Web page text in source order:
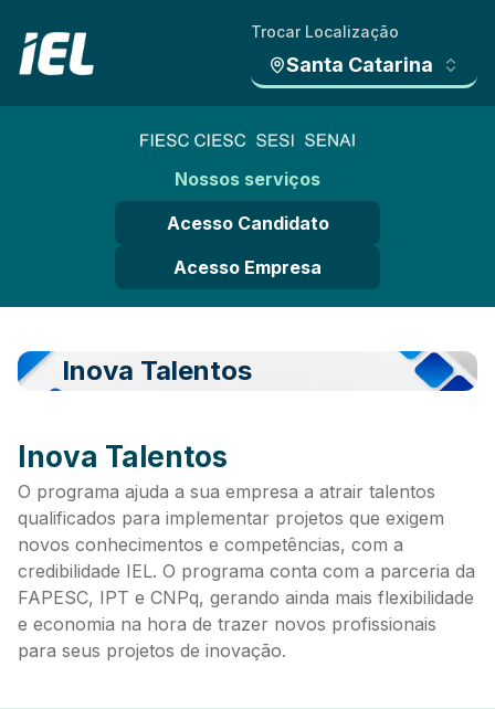
Trocar Localização
Santa Catarina
Nossos serviços
Acesso Candidato
Acesso Empresa
Inova Talentos
Inova Talentos
O programa ajuda a sua empresa a atrair talentos
qualificados para implementar projetos que exigem
novos conhecimentos e competências, com a
credibilidade IEL. O programa conta com a parceria da
FAPESC, IPT e CNPq, gerando ainda mais flexibilidade
e economia na hora de trazer novos profissionais
para seus projetos de inovação.